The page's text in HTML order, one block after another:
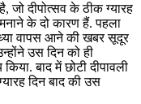
जो दीपोत्सव के ठीक ग्यारह
मनाने के दो कारण हैं. पहला
वापस आने की खबर सूदूर
उस दिन को ही
बाद में छोटी दीपावली
दिन बाद की उस